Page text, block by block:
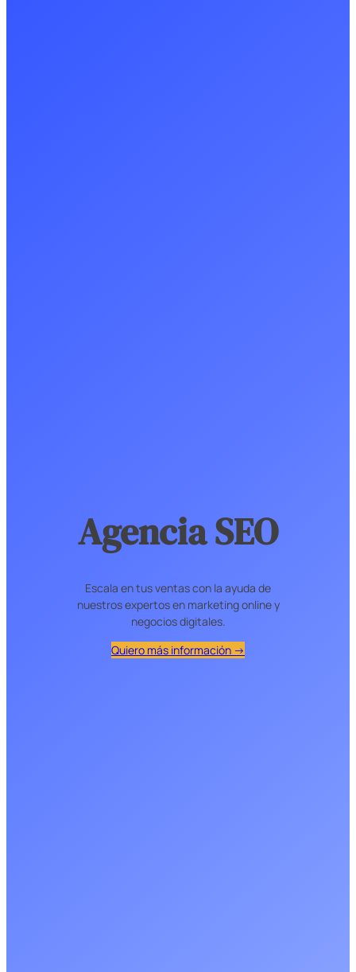
Agencia SEO
Escala en tus ventas con la ayuda de
nuestros expertos en marketing online y
negocios digitales.
Quiero más información →